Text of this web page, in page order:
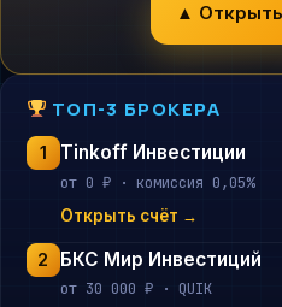
▲
ТОП-3 БРОКЕРА
1 Tinkoff Инвестиции
от 0 ₽ · комиссия 0,05%
Открыть счёт →
2 БКС Мир Инвестиций
от 30 000 ₽ · QUIK